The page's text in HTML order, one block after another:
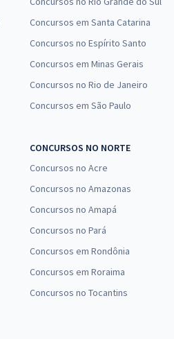
Concursos em Santa Catarina
Concursos no Espírito Santo
Concursos em Minas Gerais
Concursos no Rio de Janeiro
Concursos em São Paulo
CONCURSOS NO NORTE
Concursos no Acre
Concursos no Amazonas
Concursos no Amapá
Concursos no Pará
Concursos em Rondônia
Concursos em Roraima
Concursos no Tocantins